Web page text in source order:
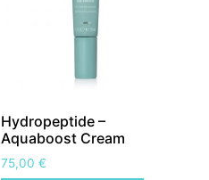
Hydropeptide –
Aquaboost Cream
75,00€